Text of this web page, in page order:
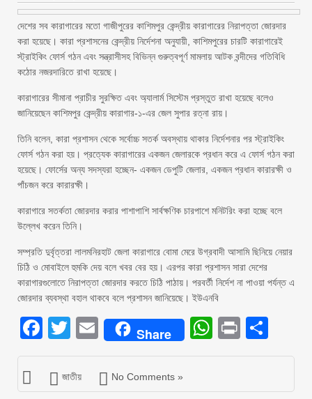
দেশের সব কারাগারের মতো গাজীপুরের কাশিমপুর কেন্দ্রীয় কারাগারের নিরাপত্তা জোরদার
করা হয়েছে। কারা প্রশাসনের কেন্দ্রীয় নির্দেশনা অনুযায়ী, কাশিমপুরের চারটি কারাগারেই
স্ট্রাইকিং ফোর্স গঠন এবং সন্ত্রাসীসহ বিভিন্ন গুরুত্বপূর্ণ মামলায় আটক বন্দীদের গতিবিধি
কঠোর নজরদারিতে রাখা হয়েছে।
কারাগারের সীমানা প্রাচীর সুরক্ষিত এবং অ্যালার্ম সিস্টেম প্রস্তুত রাখা হয়েছে বলেও
জানিয়েছেন কাশিমপুর কেন্দ্রীয় কারাগার-১-এর জেল সুপার রত্না রায়।
তিনি বলেন, কারা প্রশাসন থেকে সর্বোচ্চ সতর্ক অবস্থায় থাকার নির্দেশনার পর স্ট্রাইকিং
ফোর্স গঠন করা হয়। প্রত্যেক কারাগারের একজন জেলারকে প্রধান করে এ ফোর্স গঠন করা
হয়েছে। ফোর্সের অন্য সদস্যরা হচ্ছেন- একজন ডেপুটি জেলার, একজন প্রধান কারারক্ষী ও
পাঁচজন করে কারারক্ষী।
কারাগারে সতর্কতা জোরদার করার পাশাপাশি সার্বক্ষণিক চারপাশে মনিটরিং করা হচ্ছে বলে
উল্লেখ করেন তিনি।
সম্প্রতি দুর্বৃত্তরা লালমনিরহাট জেলা কারাগারে বোমা মেরে উগ্রবাদী আসামি ছিনিয়ে নেয়ার
চিঠি ও মোবাইলে হুমকি দেয় বলে খবর বের হয়। এরপর কারা প্রশাসন সারা দেশের
কারাগারগুলোতে নিরাপত্তা জোরদার করতে চিঠি পাঠায়। পরবর্তী নির্দেশ না পাওয়া পর্যন্ত এ
জোরদার ব্যবস্থা বহাল থাকবে বলে প্রশাসন জানিয়েছে। ইউএনবি
Facebook
Twitter
EmailShare Print
জাতীয় No Comments »